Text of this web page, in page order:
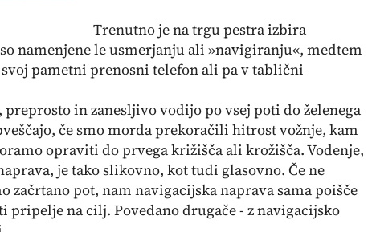
Trenutno je na trgu pestra izbira
namenjene le usmerjanju ali »navigiranju«, medtem
pametni prenosni telefon ali pa v tablični
in zanesljivo vodijo po vsej poti do želenega
če smo morda prekoračili hitrost vožnje, kam
opraviti do prvega križišča ali krožišča. Vodenje,
je tako slikovno, kot tudi glasovno. Če ne
začrtano pot, nam navigacijska naprava sama poišče
pripelje na cilj. Povedano drugače - z navigacijsko